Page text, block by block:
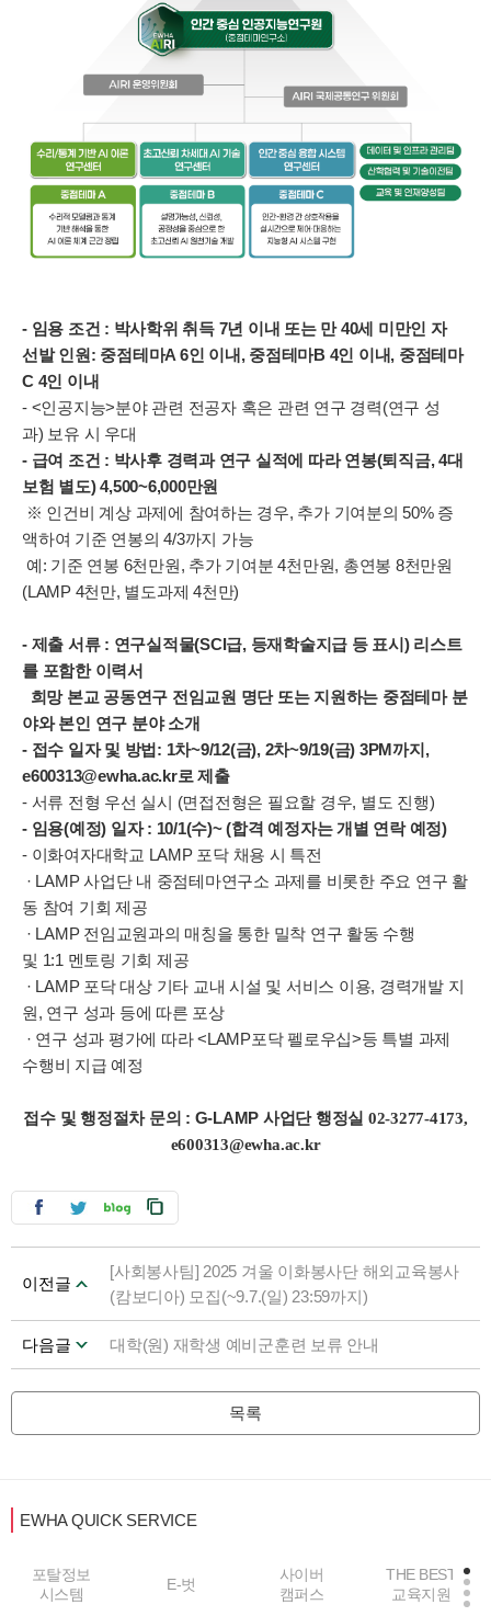
- 임용 조건 : 박사학위 취득 7년 이내 또는 만40세 미만인 자
선발 인원: 중점테마A 6인 이내, 중점테마B 4인 이내, 중점테마
C 4인 이내
- <인공지능>분야 관련 전공자 혹은 관련 연구 경력(연구 성
과) 보유 시 우대
- 급여 조건 : 박사후 경력과 연구 실적에 따라 연봉(퇴직금, 4대
보험 별도) 4,500~6,000만원
※ 인건비 계상 과제에 참여하는 경우, 추가 기여분의50% 증
액하여 기준 연봉의4/3까지 가능
예: 기준 연봉 6천만원, 추가 기여분4천만원, 총연봉 8천만원
(LAMP 4천만, 별도과제4천만)
- 제출 서류 : 연구실적물(SCI급, 등재학술지급 등 표시) 리스트
를 포함한 이력서
희망 본교 공동연구 전임교원 명단 또는 지원하는 중점테마 분
야와 본인 연구 분야 소개
- 접수 일자 및 방법: 1차~9/12(금), 2차~9/19(금) 3PM까지,
e600313@ewha.ac.kr로 제출
- 서류 전형 우선 실시 (면접전형은 필요할 경우, 별도 진행)
- 임용(예정) 일자: 10/1(수)~ (합격 예정자는 개별 연락 예정)
- 이화여자대학교 LAMP 포닥 채용 시 특전
· LAMP사업단 내 중점테마연구소 과제를 비롯한 주요 연구 활
동 참여 기회 제공
· LAMP 전임교원과의 매칭을 통한 밀착 연구 활동 수행
및 1:1 멘토링 기회 제공
· LAMP 포닥 대상 기타 교내 시설 및 서비스 이용, 경력개발 지
원, 연구 성과 등에 따른 포상
· 연구 성과 평가에 따라<LAMP포닥 펠로우십>등 특별 과제
수행비 지급 예정
접수 및 행정절차 문의 : G-LAMP 사업단 행정실 02-3277-4173,
e600313@ewha.ac.kr
이전글
[사회봉사팀] 2025 겨울 이화봉사단 해외교육봉사
(캄보디아) 모집(~9.7.(일) 23:59까지)
다음글 대학(원) 재학생 예비군훈련 보류 안내
목록
EWHA QUICK SERVICE
포탈정보
시스템
E-벗
사이버
캠퍼스
THE BEST
교육지원